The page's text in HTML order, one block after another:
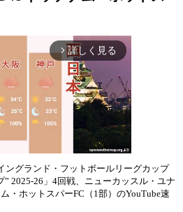
arrow_forward_ios 詳しく見る
Mute
ングランド・フットボールリーグカップ
” 2025-26」4回戦、ニューカッスル・ユナ
・ホットスパーFC（1部）のYouTube速